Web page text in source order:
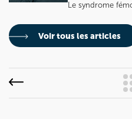
Le syndrome
Voir tous les articles